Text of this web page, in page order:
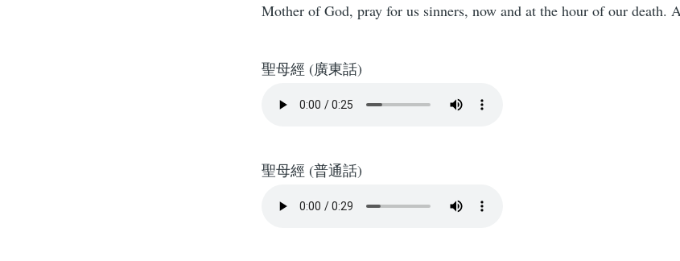
Mother of God, pray for us sinners, now and at the hour of our death.
聖母經 (廣東話)
聖母經 (普通話)